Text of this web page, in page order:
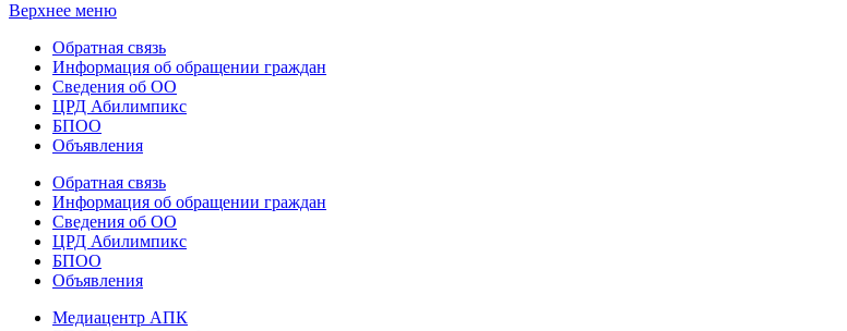
Верхнее меню
Обратная связь
Информация об обращении граждан
Сведения об ОО
ЦРД Абилимпикс
БПОО
Объявления
Обратная связь
Информация об обращении граждан
Сведения об ОО
ЦРД Абилимпикс
БПОО
Объявления
Медиацентр АПК